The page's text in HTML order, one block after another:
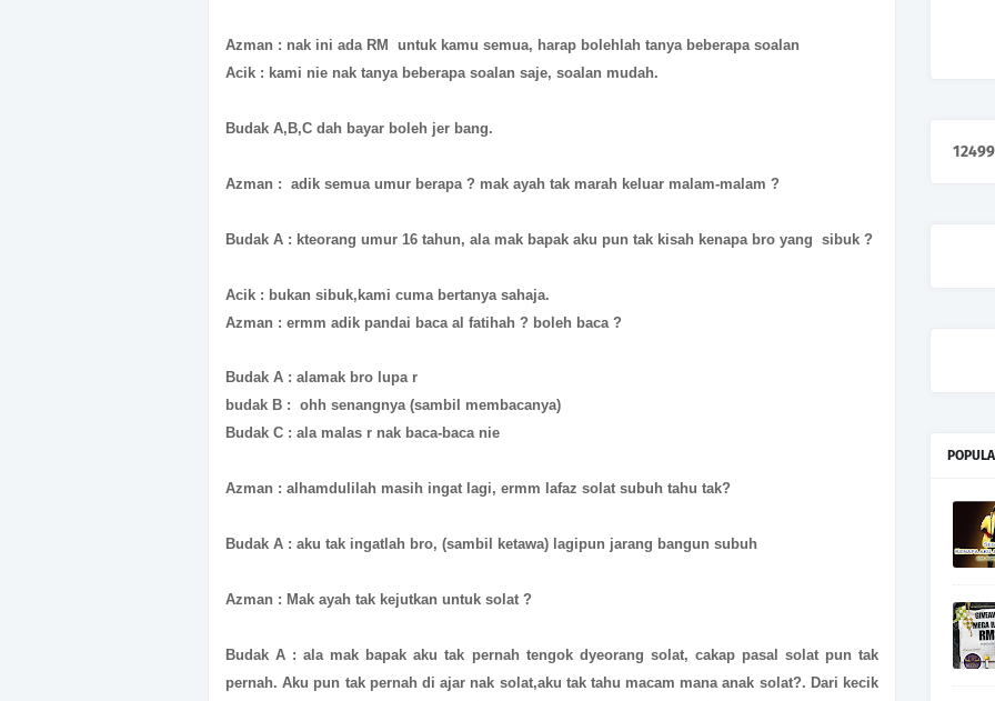
Azman : nak ini ada RM untuk kamu semua, harap bolehlah tanya beberapa soalan
Acik : kami nie nak tanya beberapa soalan saje, soalan mudah.
Budak A,B,C dah bayar boleh jer bang.
Azman : adik semua umur berapa ? mak ayah tak marah keluar malam-malam ?
Budak A : kteorang umur 16 tahun, ala mak bapak aku pun tak kisah kenapa bro yang sibuk ?
Acik : bukan sibuk,kami cuma bertanya sahaja.
Azman : ermm adik pandai baca al fatihah ? boleh baca ?
Budak A : alamak bro lupa r
budak B : ohh senangnya (sambil membacanya)
Budak C : ala malas r nak baca-baca nie
Azman : alhamdulilah masih ingat lagi, ermm lafaz solat subuh tahu tak?
Budak A : aku tak ingatlah bro, (sambil ketawa) lagipun jarang bangun subuh
Azman : Mak ayah tak kejutkan untuk solat ?
Budak A : ala mak bapak aku tak pernah tengok dyeorang solat, cakap pasal solat pun tak
pernah. Aku pun tak pernah di ajar nak solat,aku tak tahu macam mana anak solat?. Dari kecik
12499